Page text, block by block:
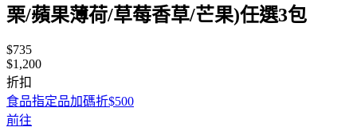
栗/蘋果薄荷/草莓香草/芒果)任選3包
$735
$1,200
折扣
食品指定品加碼折$500
前往